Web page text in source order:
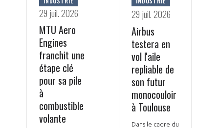
29 juil. 2026
MTU Aero
Engines
franchit une
étape clé
pour sa pile
à
combustible
volante
29 juil. 2026
Airbus
testera en
vol l'aile
repliable de
son futur
monocouloir
à Toulouse
Dans le cadre du